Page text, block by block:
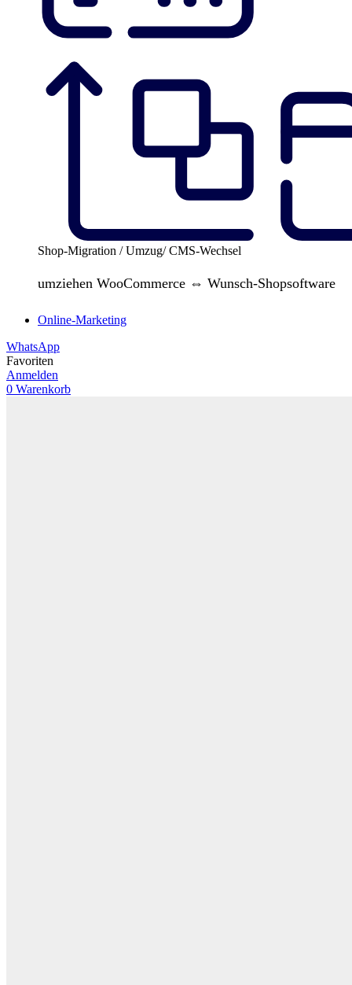
Shop-Migration / Umzug/ CMS-Wechsel
umziehen WooCommerce ⇔ Wunsch-Shopsoftware
Online-Marketing
WhatsApp
Favoriten
Anmelden
0 Warenkorb